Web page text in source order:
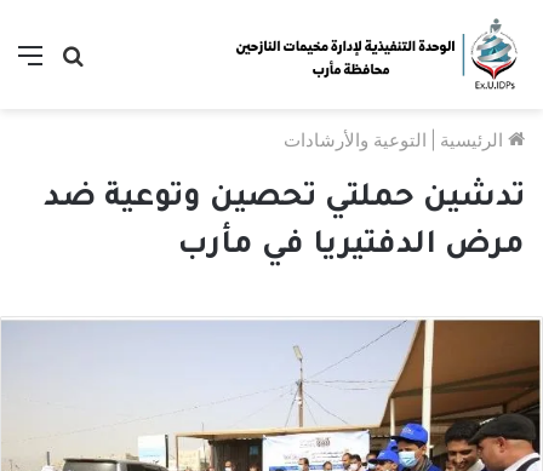
بحث
الرئيسية التوعية والأرشادات
تدشين حملتي تحصين وتوعية ضد
مرض الدفتيريا في مأرب